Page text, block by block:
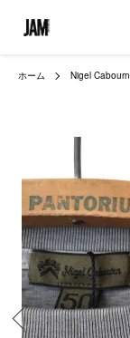
ホーム Nigel Cabourn